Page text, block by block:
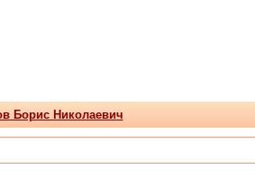
Борис Николаевич